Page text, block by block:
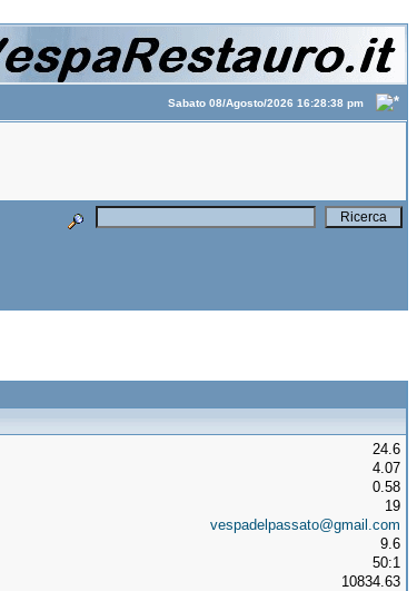
Sabato 08/Agosto/2026 16:28:38 pm
24.6
4.07
0.58
19
vespadelpassato@gmail.com
9.6
50:1
10834.63